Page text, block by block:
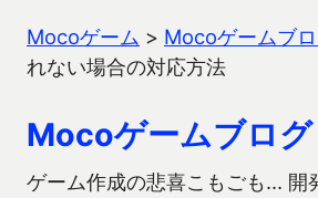
Mocoゲーム > Mocoゲームブ
れない場合の対応方法
Mocoゲームブログ
ゲーム作成の悲喜こもごも… 開